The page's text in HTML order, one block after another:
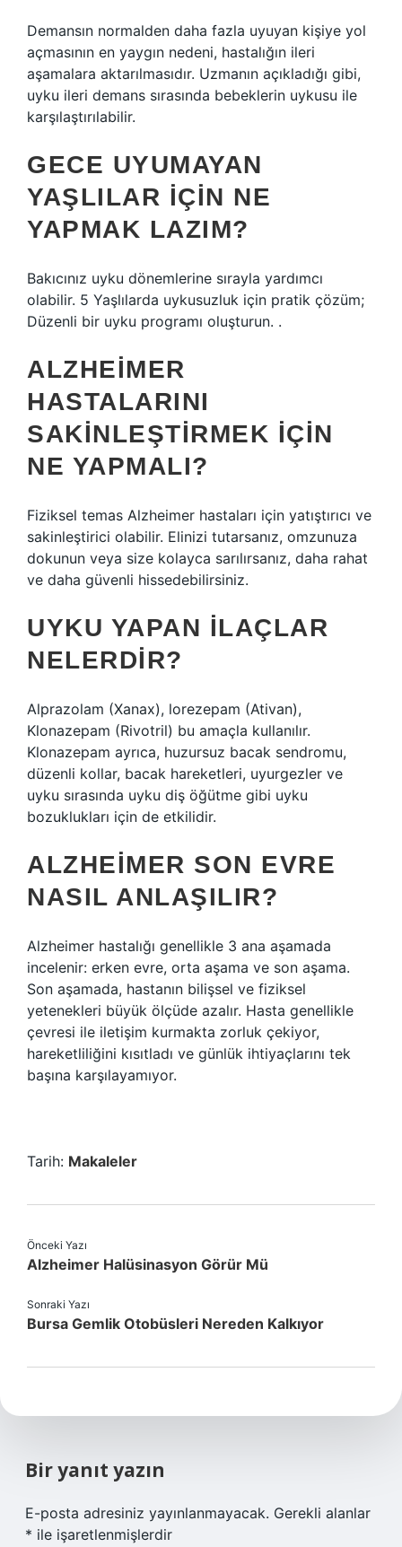
Demansın normalden daha fazla uyuyan kişiye yol
açmasının en yaygın nedeni, hastalığın ileri
aşamalara aktarılmasıdır. Uzmanın açıkladığı gibi,
uyku ileri demans sırasında bebeklerin uykusu ile
karşılaştırılabilir.
GECE UYUMAYAN
YAŞLILAR IÇIN NE
YAPMAK LAZIM?
Bakıcınız uyku dönemlerine sırayla yardımcı
olabilir. 5 Yaşlılarda uykusuzluk için pratik çözüm;
Düzenli bir uyku programı oluşturun. .
ALZHEIMER
HASTALARINI
SAKINLEŞTIRMEK IÇIN
NE YAPMALI?
Fiziksel temas Alzheimer hastaları için yatıştırıcı ve
sakinleştirici olabilir. Elinizi tutarsanız, omzunuza
dokunun veya size kolayca sarılırsanız, daha rahat
ve daha güvenli hissedebilirsiniz.
UYKU YAPAN ILAÇLAR
NELERDIR?
Alprazolam (Xanax), lorezepam (Ativan),
Klonazepam (Rivotril) bu amaçla kullanılır.
Klonazepam ayrıca, huzursuz bacak sendromu,
düzenli kollar, bacak hareketleri, uyurgezler ve
uyku sırasında uyku diş öğütme gibi uyku
bozuklukları için de etkilidir.
ALZHEIMER SON EVRE
NASIL ANLAŞILIR?
Alzheimer hastalığı genellikle 3 ana aşamada
incelenir: erken evre, orta aşama ve son aşama.
Son aşamada, hastanın bilişsel ve fiziksel
yetenekleri büyük ölçüde azalır. Hasta genellikle
çevresi ile iletişim kurmakta zorluk çekiyor,
hareketliliğini kısıtladı ve günlük ihtiyaçlarını tek
başına karşılayamıyor.
Tarih: Makaleler
Önceki Yazı
Alzheimer Halüsinasyon Görür Mü
Sonraki Yazı
Bursa Gemlik Otobüsleri Nereden Kalkıyor
Bir yanıt yazın
E-posta adresiniz yayınlanmayacak. Gerekli alanlar
* ile işaretlenmişlerdir